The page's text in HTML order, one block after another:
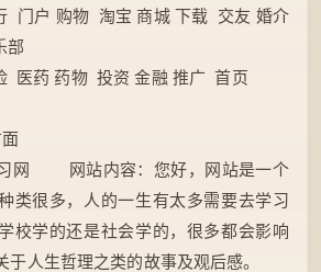
门户 购物 淘宝 商城 下载 交友 婚介
部
医药 药物 投资 金融 推广 首页
习网 网站内容：您好，网站是一个
类很多，人的一生有太多需要去学习
校学的还是社会学的，很多都会影响
于人生哲理之类的故事及观后感。